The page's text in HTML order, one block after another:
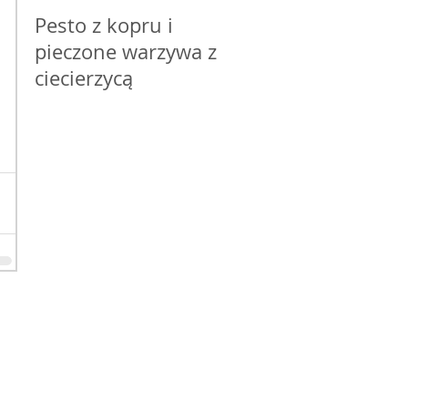
Pesto z kopru i
pieczone warzywa z
ciecierzycą